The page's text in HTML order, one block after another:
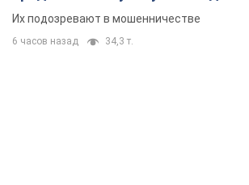
Их подозревают в мошенничестве
6 часов назад 34,3 т.